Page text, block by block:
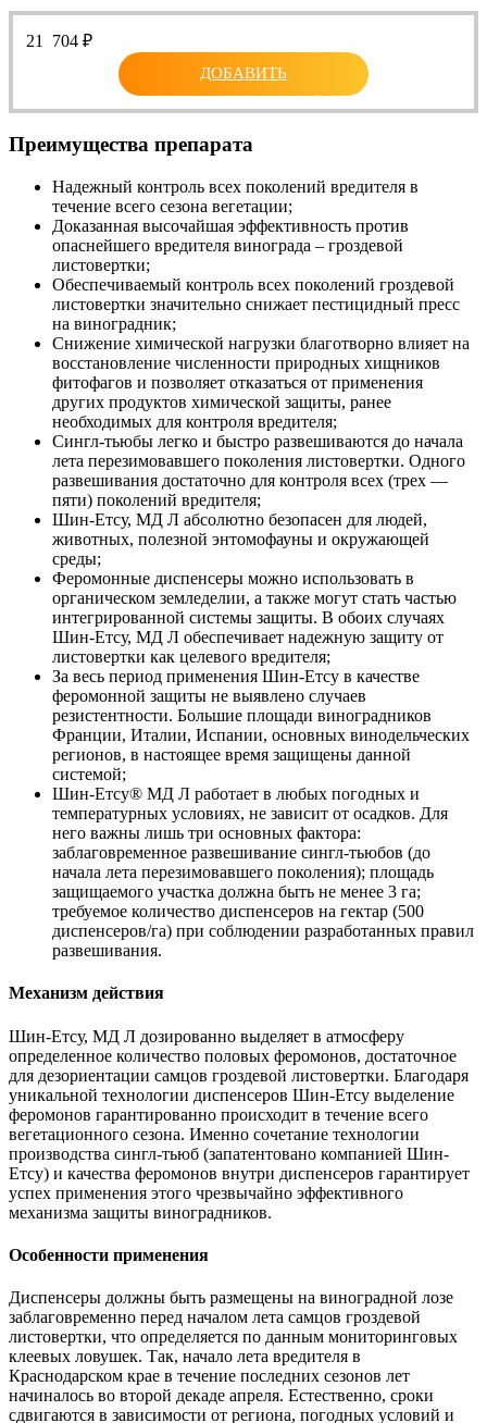
21 704 ₽
ДОБАВИТЬ
Преимущества препарата
Надежный контроль всех поколений вредителя в
течение всего сезона вегетации;
Доказанная высочайшая эффективность против
опаснейшего вредителя винограда – гроздевой
листовертки;
Обеспечиваемый контроль всех поколений гроздевой
листовертки значительно снижает пестицидный пресс
на виноградник;
Снижение химической нагрузки благотворно влияет на
восстановление численности природных хищников
фитофагов и позволяет отказаться от применения
других продуктов химической защиты, ранее
необходимых для контроля вредителя;
Сингл-тьюбы легко и быстро развешиваются до начала
лета перезимовавшего поколения листовертки. Одного
развешивания достаточно для контроля всех (трех —
пяти) поколений вредителя;
Шин-Етсу, МД Л абсолютно безопасен для людей,
животных, полезной энтомофауны и окружающей
среды;
Феромонные диспенсеры можно использовать в
органическом земледелии, а также могут стать частью
интегрированной системы защиты. В обоих случаях
Шин-Етсу, МД Л обеспечивает надежную защиту от
листовертки как целевого вредителя;
За весь период применения Шин-Етсу в качестве
феромонной защиты не выявлено случаев
резистентности. Большие площади виноградников
Франции, Италии, Испании, основных винодельческих
регионов, в настоящее время защищены данной
системой;
Шин-Етсу® МД Л работает в любых погодных и
температурных условиях, не зависит от осадков. Для
него важны лишь три основных фактора:
заблаговременное развешивание сингл-тьюбов (до
начала лета перезимовавшего поколения); площадь
защищаемого участка должна быть не менее 3 га;
требуемое количество диспенсеров на гектар (500
диспенсеров/га) при соблюдении разработанных правил
развешивания.
Механизм действия
Шин-Етсу, МД Л дозированно выделяет в атмосферу
определенное количество половых феромонов, достаточное
для дезориентации самцов гроздевой листовертки. Благодаря
уникальной технологии диспенсеров Шин-Етсу выделение
феромонов гарантированно происходит в течение всего
вегетационного сезона. Именно сочетание технологии
производства сингл-тьюб (запатентовано компанией Шин-
Етсу) и качества феромонов внутри диспенсеров гарантирует
успех применения этого чрезвычайно эффективного
механизма защиты виноградников.
Особенности применения
Диспенсеры должны быть размещены на виноградной лозе
заблаговременно перед началом лета самцов гроздевой
листовертки, что определяется по данным мониторинговых
клеевых ловушек. Так, начало лета вредителя в
Краснодарском крае в течение последних сезонов лет
начиналось во второй декаде апреля. Естественно, сроки
сдвигаются в зависимости от региона, погодных условий и